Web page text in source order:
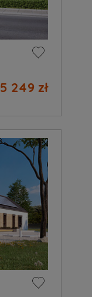
5 249 zł